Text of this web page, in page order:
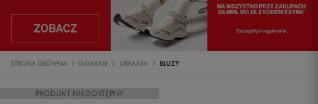
STRONA GŁÓWNA DAMSKIE UBRANIA BLUZY
PRODUKT NIEDOSTĘPNY